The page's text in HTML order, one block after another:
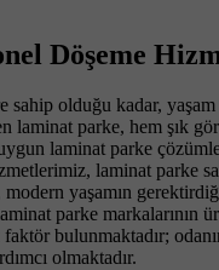
Döşeme
olduğu kadar,
parke, hem şık
laminat parke
laminat parke
yaşamın
parke markalarının
bulunmaktadır;
olmaktadır.